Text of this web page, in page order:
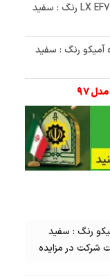
✅ حراج 450/000/000 تومانی خودروی سمند LX EF7 رنگ : سفید
آمیکو رنگ : سفید
رنگ : سفید